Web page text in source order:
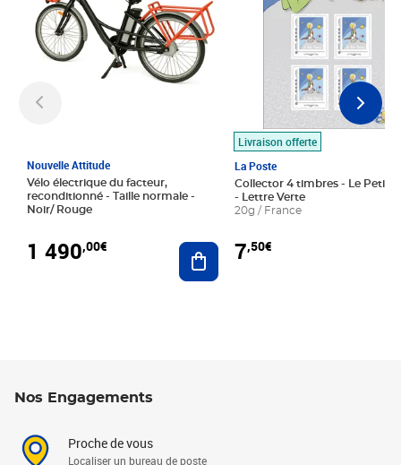
Nouvelle Attitude
Vélo électrique du facteur,
reconditionné - Taille normale -
Noir/ Rouge
1 490,00€ Ajouter au panier
Livraison offerte
La Poste
Collector 4 timbres - Le Petit
- Lettre Verte
20g / France
7,50€
Nos Engagements
Proche de vous
Localiser un bureau de poste